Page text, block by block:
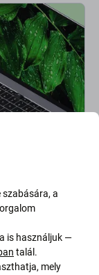
javítjuk szén-
hogyan
szabására, a
is használjuk —
talál.
mely